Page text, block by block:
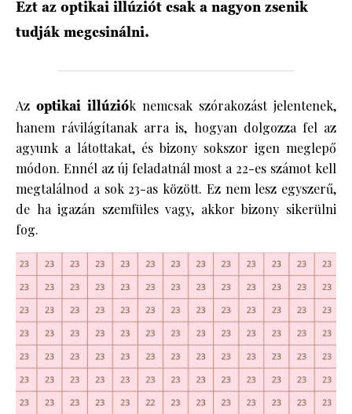
Ezt az optikai illúziót csak a nagyon zsenik
tudják megcsinálni.
Az optikai illúziók nemcsak szórakozást jelentenek,
hanem rávilágítanak arra is, hogyan dolgozza fel az
agyunk a látottakat, és bizony sokszor igen meglepő
módon. Ennél az új feladatnál most a 22-es számot kell
megtalálnod a sok 23-as között. Ez nem lesz egyszerű,
de ha igazán szemfüles vagy, akkor bizony sikerülni
fog.